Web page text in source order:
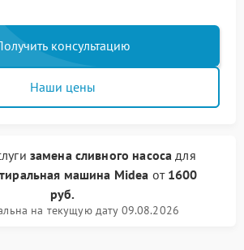
консультацию
Наши цены
замена сливного насоса для
машина Midea от 1600
руб.
на текущую дату 09.08.2026